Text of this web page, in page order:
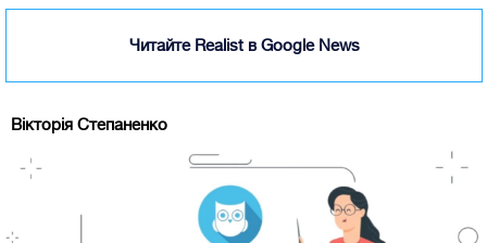
Читайте Realist в Google News
Вікторія Степаненко